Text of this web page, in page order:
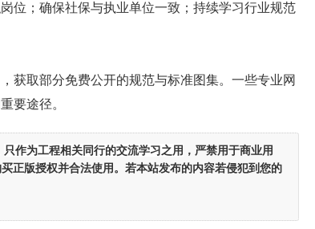
位；确保社保与执业单位一致；持续学习行业规范
获取部分免费公开的规范与标准图集。一些专业网
要途径。
只作为工程相关同行的交流学习之用 ，严禁用于商业用
正版授权并合法使用。若本站发布的内容若侵犯到您的